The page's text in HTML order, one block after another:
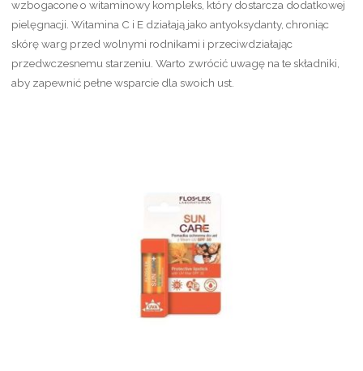
wzbogacone o witaminowy kompleks, który dostarcza dodatkowej
pielęgnacji. Witamina C i E działają jako antyoksydanty, chroniąc
skórę warg przed wolnymi rodnikami i przeciwdziałając
przedwczesnemu starzeniu. Warto zwrócić uwagę na te składniki,
aby zapewnić pełne wsparcie dla swoich ust.